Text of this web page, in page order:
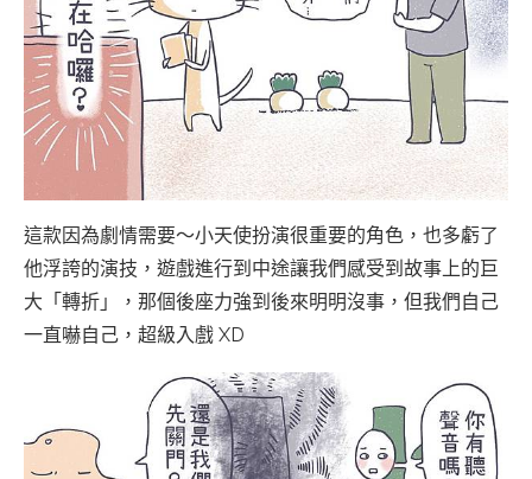
這款因為劇情需要～小天使扮演很重要的角色，也多虧了
他浮誇的演技，遊戲進行到中途讓我們感受到故事上的巨
大「轉折」，那個後座力強到後來明明沒事，但我們自己
一直嚇自己，超級入戲 XD